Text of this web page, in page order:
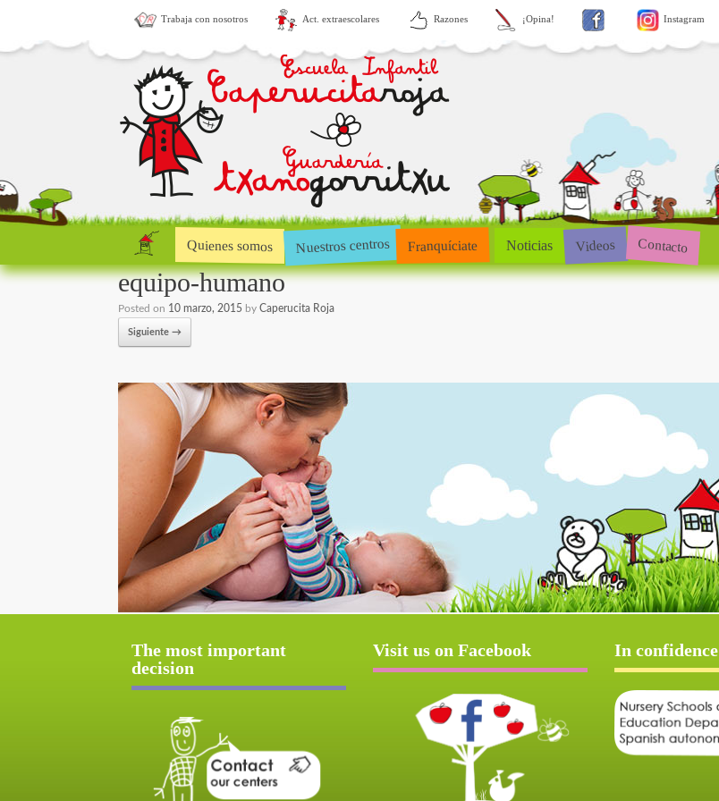
Trabaja con nosotros Act. extraescolares Razones ¡Opina! Instagram
Quienes somos Nuestros centros Franquíciate Noticias Videos Contacto
equipo-humano
Posted on 10 marzo, 2015 by Caperucita Roja
Siguiente →
The most important
decision
Visit us on Facebook In confidence